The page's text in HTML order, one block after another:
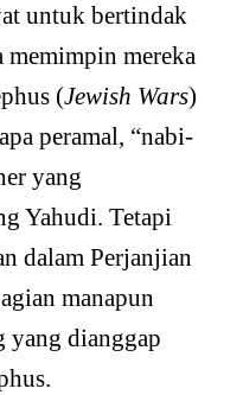
untuk bertindak
memimpin mereka
(Jewish Wars)
peramal, “nabi-
yang
Yahudi. Tetapi
dalam Perjanjian
manapun
yang dianggap